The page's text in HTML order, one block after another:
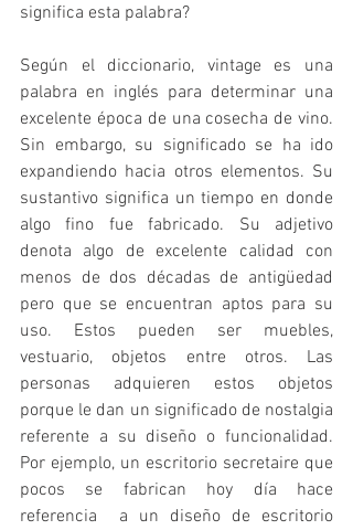
significa esta palabra?
Según el diccionario, vintage es una
palabra en inglés para determinar una
excelente época de una cosecha de vino.
Sin embargo, su significado se ha ido
expandiendo hacia otros elementos. Su
sustantivo significa un tiempo en donde
algo fino fue fabricado. Su adjetivo
denota algo de excelente calidad con
menos de dos décadas de antigüedad
pero que se encuentran aptos para su
uso. Estos pueden ser muebles,
vestuario, objetos entre otros. Las
personas adquieren estos objetos
porque le dan un significado de nostalgia
referente a su diseño o funcionalidad.
Por ejemplo, un escritorio secretaire que
pocos se fabrican hoy día hace
referencia  a un diseño de escritorio